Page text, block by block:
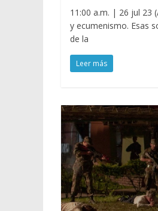
11:00 a.m. | 26 jul 23
y ecumenismo. Esas
de la
Leer más